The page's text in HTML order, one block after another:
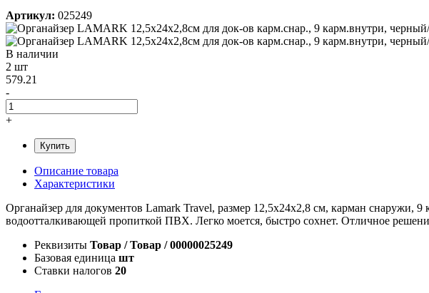
Артикул: 025249
В наличии
2 шт
579.21
-
+
Купить
Описание товара
Характеристики
Органайзер для документов Lamark Travel, размер 12,5х24х2,8 см, карман снаружи,
водоотталкивающей пропиткой ПВХ. Легко моется, быстро сохнет. Отличное
Реквизиты Товар / Товар / 00000025249
Базовая единица шт
Ставки налогов 20